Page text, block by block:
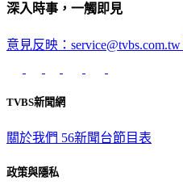
深入時事，一觸即見
意見反映：service@tvbs.com.tw
TVBS新聞網
關於我們 56新聞台節目表
政策與隱私